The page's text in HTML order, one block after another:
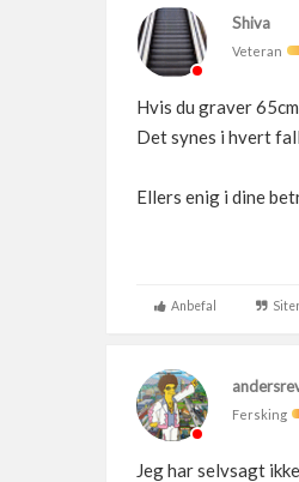
Shiva
Veteran
Hvis du graver
Det synes i hvert
Ellers enig i dine
Anbefal Siter
Fersking
Jeg har selvsagt